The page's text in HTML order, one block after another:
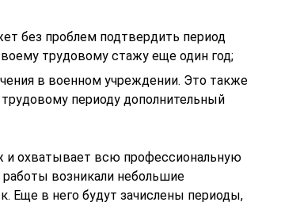
без проблем подтвердить период
трудовому стажу еще один год;
в военном учреждении. Это также
периоду дополнительный
и охватывает всю профессиональную
возникали небольшие
Еще в него будут зачислены периоды,